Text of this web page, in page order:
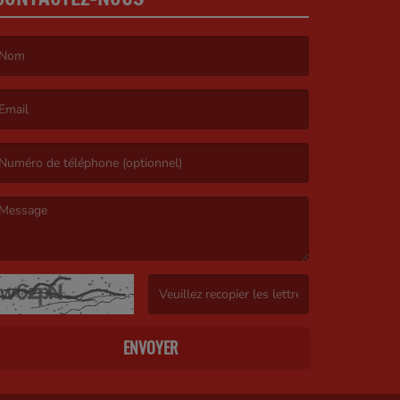
ENVOYER